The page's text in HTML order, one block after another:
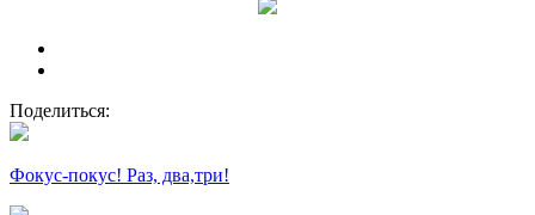
Поделиться:
Фокус-покус! Раз, два,три!